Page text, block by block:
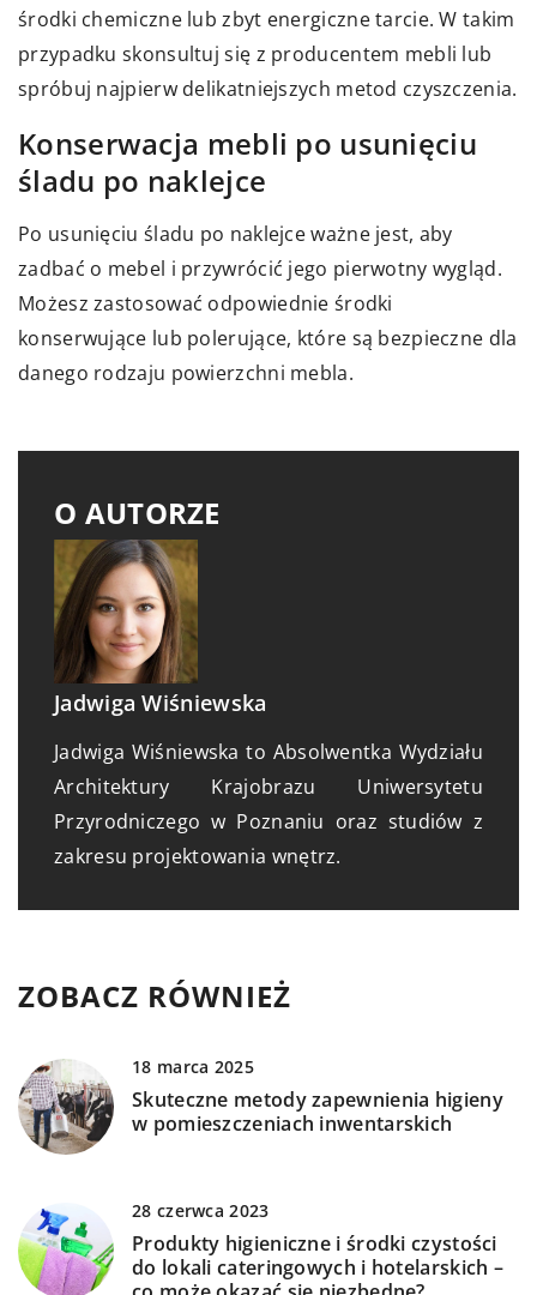
środki chemiczne lub zbyt energiczne tarcie. W takim
przypadku skonsultuj się z producentem mebli lub
spróbuj najpierw delikatniejszych metod czyszczenia.
Konserwacja mebli po usunięciu
śladu po naklejce
Po usunięciu śladu po naklejce ważne jest, aby
zadbać o mebel i przywrócić jego pierwotny wygląd.
Możesz zastosować odpowiednie środki
konserwujące lub polerujące, które są bezpieczne dla
danego rodzaju powierzchni mebla.
O AUTORZE
Jadwiga Wiśniewska
Jadwiga Wiśniewska to Absolwentka Wydziału
Architektury Krajobrazu Uniwersytetu
Przyrodniczego w Poznaniu oraz studiów z
zakresu projektowania wnętrz.
ZOBACZ RÓWNIEŻ
18 marca 2025
Skuteczne metody zapewnienia higieny
w pomieszczeniach inwentarskich
28 czerwca 2023
Produkty higieniczne i środki czystości
do lokali cateringowych i hotelarskich –